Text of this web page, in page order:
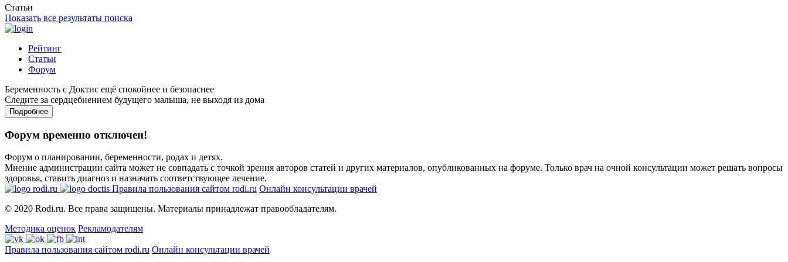
Статьи
Показать все результаты поиска
Рейтинг
Статьи
Форум
Беременность с Доктис ещё спокойнее и безопаснее
Следите за сердцебиением будущего малыша, не выходя из дома
Подробнее
Форум временно отключен!
Форум о планировании, беременности, родах и детях.
Мнение администрации сайта может не совпадать с точкой зрения авторов статей и других материалов, опубликованных на форуме. Только врач на очной консультации может решать вопросы
здоровья, ставить диагноз и назначать соответствующее лечение.
Правила пользования сайтом rodi.ru Онлайн консультации врачей
© 2020 Rodi.ru. Все права защищены. Материалы принадлежат правообладателям.
Методика оценок Рекламодателям
Правила пользования сайтом rodi.ru Онлайн консультации врачей